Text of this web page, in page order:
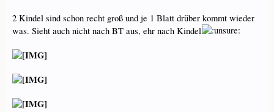
2 Kindel sind schon recht groß und je 1 Blatt drüber kommt wieder
was. Sieht auch nicht nach BT aus, ehr nach Kindel